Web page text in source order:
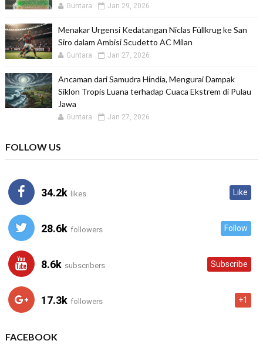
Guntara Jan 29, 2026
Menakar Urgensi Kedatangan Niclas Füllkrug ke San
Siro dalam Ambisi Scudetto AC Milan
Guntara Jan 27, 2026
Ancaman dari Samudra Hindia, Mengurai Dampak
Siklon Tropis Luana terhadap Cuaca Ekstrem di Pulau
Jawa
Guntara Jan 27, 2026
FOLLOW US
34.2k likes Like
28.6k followers Follow
8.6k subscribers Subscribe
17.3k followers +1
FACEBOOK